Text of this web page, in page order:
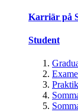
Karriär på
Student
Praktik